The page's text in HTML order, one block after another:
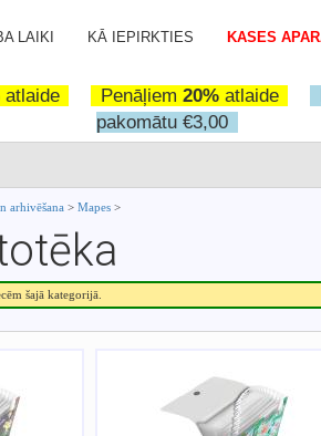
LAIKI KĀ IEPIRKTIES KASES
atlaide Penāļiem 20%atlaide
pakomātu €3,00
arhivēšana > Mapes >
šajā kategorijā.